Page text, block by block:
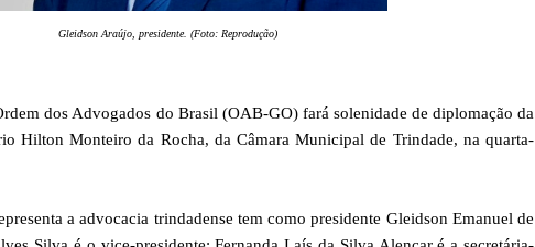
Gleidson Araújo, presidente. (Foto: Reprodução)
dos Advogados do Brasil (OAB-GO) fará solenidade de diplomação da
Hilton Monteiro da Rocha, da Câmara Municipal de Trindade, na quarta-
a advocacia trindadense tem como presidente Gleidson Emanuel de